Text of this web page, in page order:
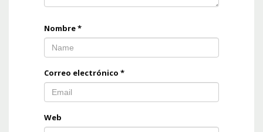
Nombre*
Correo electrónico *
Web